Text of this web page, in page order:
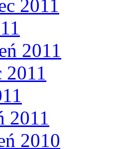
2011
2011
2011
2011
2010